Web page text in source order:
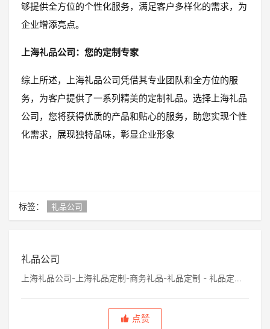
够提供全方位的个性化服务，满足客户多样化的需求，为
企业增添亮点。
上海礼品公司：您的定制专家
综上所述，上海礼品公司凭借其专业团队和全方位的服
务，为客户提供了一系列精美的定制礼品。选择上海礼品
公司，您将获得优质的产品和贴心的服务，助您实现个性
化需求，展现独特品味，彰显企业形象
标签： 礼品公司
礼品公司
上海礼品公司-上海礼品定制-商务礼品-礼品定制 - 礼品定制
点赞